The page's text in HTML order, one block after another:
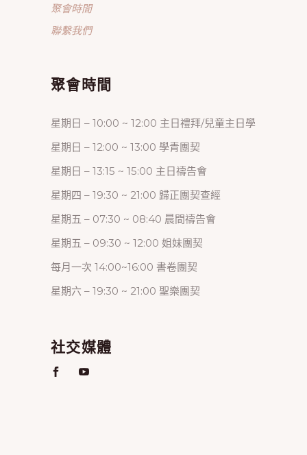
聚會時間
聯繫我們
聚會時間
星期日 – 10:00 ~ 12:00 主日禮拜/兒童主日學
星期日 – 12:00 ~ 13:00 學青團契
星期日 – 13:15 ~ 15:00 主日禱告會
星期四 – 19:30 ~ 21:00 歸正團契查經
星期五 – 07:30 ~ 08:40 晨間禱告會
星期五 – 09:30 ~ 12:00 姐妹團契
每月一次 14:00~16:00 書卷團契
星期六 – 19:30 ~ 21:00 聖樂團契
社交媒體